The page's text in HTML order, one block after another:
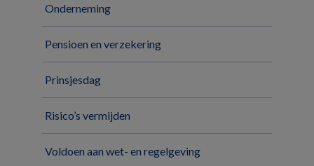
Onderneming
Pensioen en verzekering
Prinsjesdag
Risico’s vermijden
Voldoen aan wet- en regelgeving